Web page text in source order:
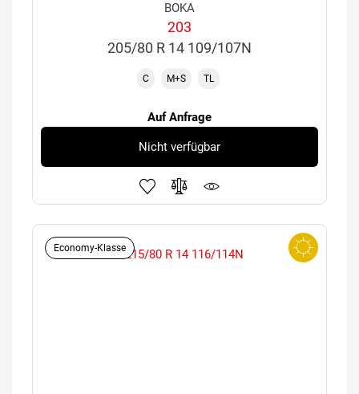
BOKA
203
205/80 R 14 109/107N
C M+S TL
Auf Anfrage
Nicht verfügbar
Economy-Klasse